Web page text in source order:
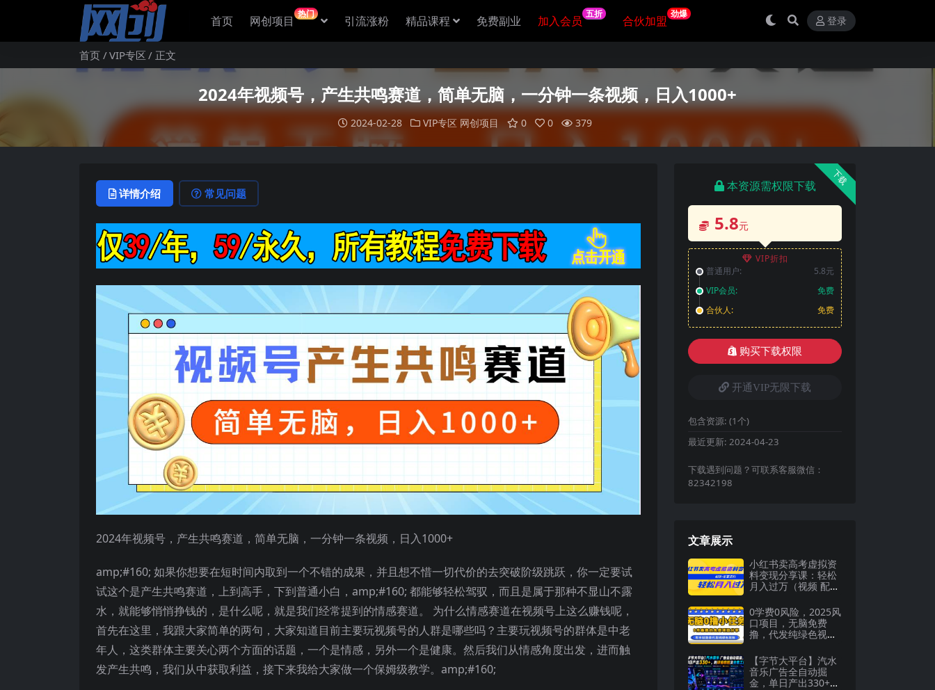
首页 网创项目 热门 引流涨粉 精品课程 免费副业 加入会员 五折 合伙加盟 劲爆
登录
首页 VIP专区 正文
2024年视频号，产生共鸣赛道，简单无脑，一分钟一条视频，日入1000+
2024-02-28 VIP专区 网创项目 0 0 379
详情介绍 常见问题
2024年视频号，产生共鸣赛道，简单无脑，一分钟一条视频，日入1000+
amp;#160; 如果你想要在短时间内取到一个不错的成果，并且想不惜一切代价的去突破阶级跳跃，你一定要试
试这个是产生共鸣赛道，上到高手，下到普通小白，amp;#160; 都能够轻松驾驭，而且是属于那种不显山不露
水，就能够悄悄挣钱的，是什么呢，就是我们经常提到的情感赛道。 为什么情感赛道在视频号上这么赚钱呢，
首先在这里，我跟大家简单的两句，大家知道目前主要玩视频号的人群是哪些吗？主要玩视频号的群体是中老
年人，这类群体主要关心两个方面的话题，一个是情感，另外一个是健康。然后我们从情感角度出发，进而触
发产生共鸣，我们从中获取利益，接下来我给大家做一个保姆级教学。amp;#160;
下载
本资源需权限下载
5.8元
VIP折扣
普通用户:
5.8元
VIP会员:
免费
合伙人:
免费
购买下载权限
开通VIP无限下载
包含资源: (1个)
最近更新: 2024-04-23
下载遇到问题？可联系客服微信：
82342198
文章展示
小红书卖高考虚拟资
料变现分享课：轻松
月入过万（视频 配套
0学费0风险，2025风
口项目，无脑免费
撸，代发纯绿色视
做【揭秘】
【字节大平台】汽水
音乐广告全自动掘
金，单日产出330+，